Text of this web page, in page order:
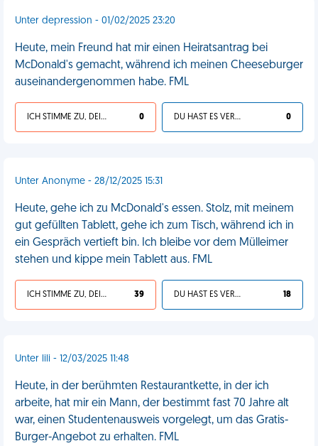
Unter depression - 01/02/2025 23:20
Heute, mein Freund hat mir einen Heiratsantrag bei
McDonald's gemacht, während ich meinen Cheeseburger
auseinandergenommen habe. FML
ICH STIMME ZU, DEIN LEBEN IST SCHEISSE 0 DU HAST ES VERDIENT 0
Unter Anonyme - 28/12/2025 15:31
Heute, gehe ich zu McDonald's essen. Stolz, mit meinem
gut gefüllten Tablett, gehe ich zum Tisch, während ich in
ein Gespräch vertieft bin. Ich bleibe vor dem Mülleimer
stehen und kippe mein Tablett aus. FML
ICH STIMME ZU, DEIN LEBEN IST SCHEISSE 39 DU HAST ES VERDIENT 18
Unter lili - 12/03/2025 11:48
Heute, in der berühmten Restaurantkette, in der ich
arbeite, hat mir ein Mann, der bestimmt fast 70 Jahre alt
war, einen Studentenausweis vorgelegt, um das Gratis-
Burger-Angebot zu erhalten. FML